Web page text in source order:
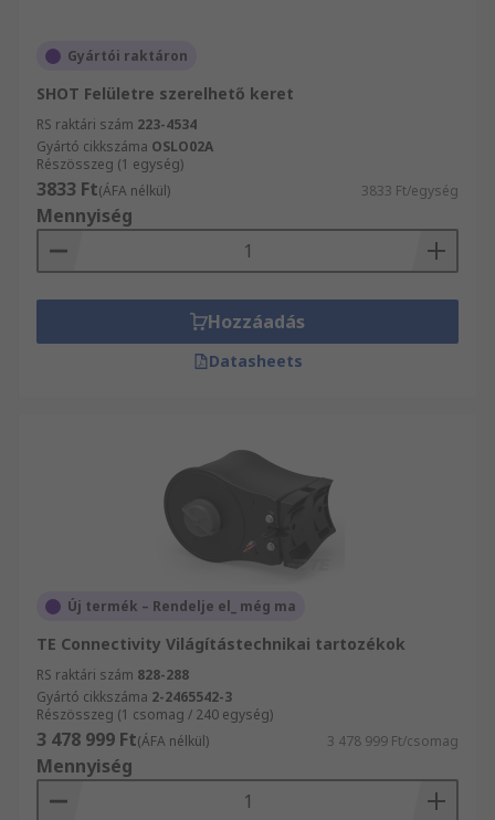
Gyártói raktáron
SHOT Felületre szerelhető keret
RS raktári szám 223-4534
Gyártó cikkszáma OSLO02A
Részösszeg (1 egység)
3833 Ft(ÁFA nélkül) 3833 Ft/egység
Mennyiség
Hozzáadás
Datasheets
Új termék – Rendelje el_ még ma
TE Connectivity Világítástechnikai tartozékok
RS raktári szám 828-288
Gyártó cikkszáma 2-2465542-3
Részösszeg (1 csomag / 240 egység)
3 478 999 Ft(ÁFA nélkül) 3 478 999 Ft/csomag
Mennyiség